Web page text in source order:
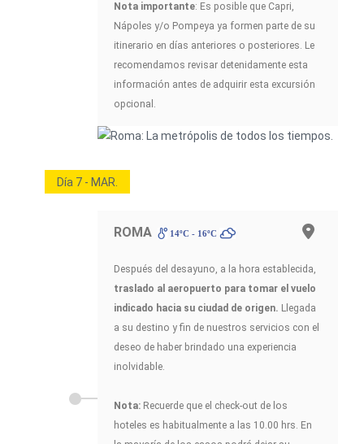
Nota importante: Es posible que Capri,
Nápoles y/o Pompeya ya formen parte de su
itinerario en días anteriores o posteriores. Le
recomendamos revisar detenidamente esta
información antes de adquirir esta excursión
opcional.
Día 7 - MAR.
ROMA 14ºC - 16ºC
Después del desayuno, a la hora establecida,
traslado al aeropuerto para tomar el vuelo
indicado hacia su ciudad de origen. Llegada
a su destino y fin de nuestros servicios con el
deseo de haber brindado una experiencia
inolvidable.
Nota: Recuerde que el check-out de los
hoteles es habitualmente a las 10.00 hrs. En